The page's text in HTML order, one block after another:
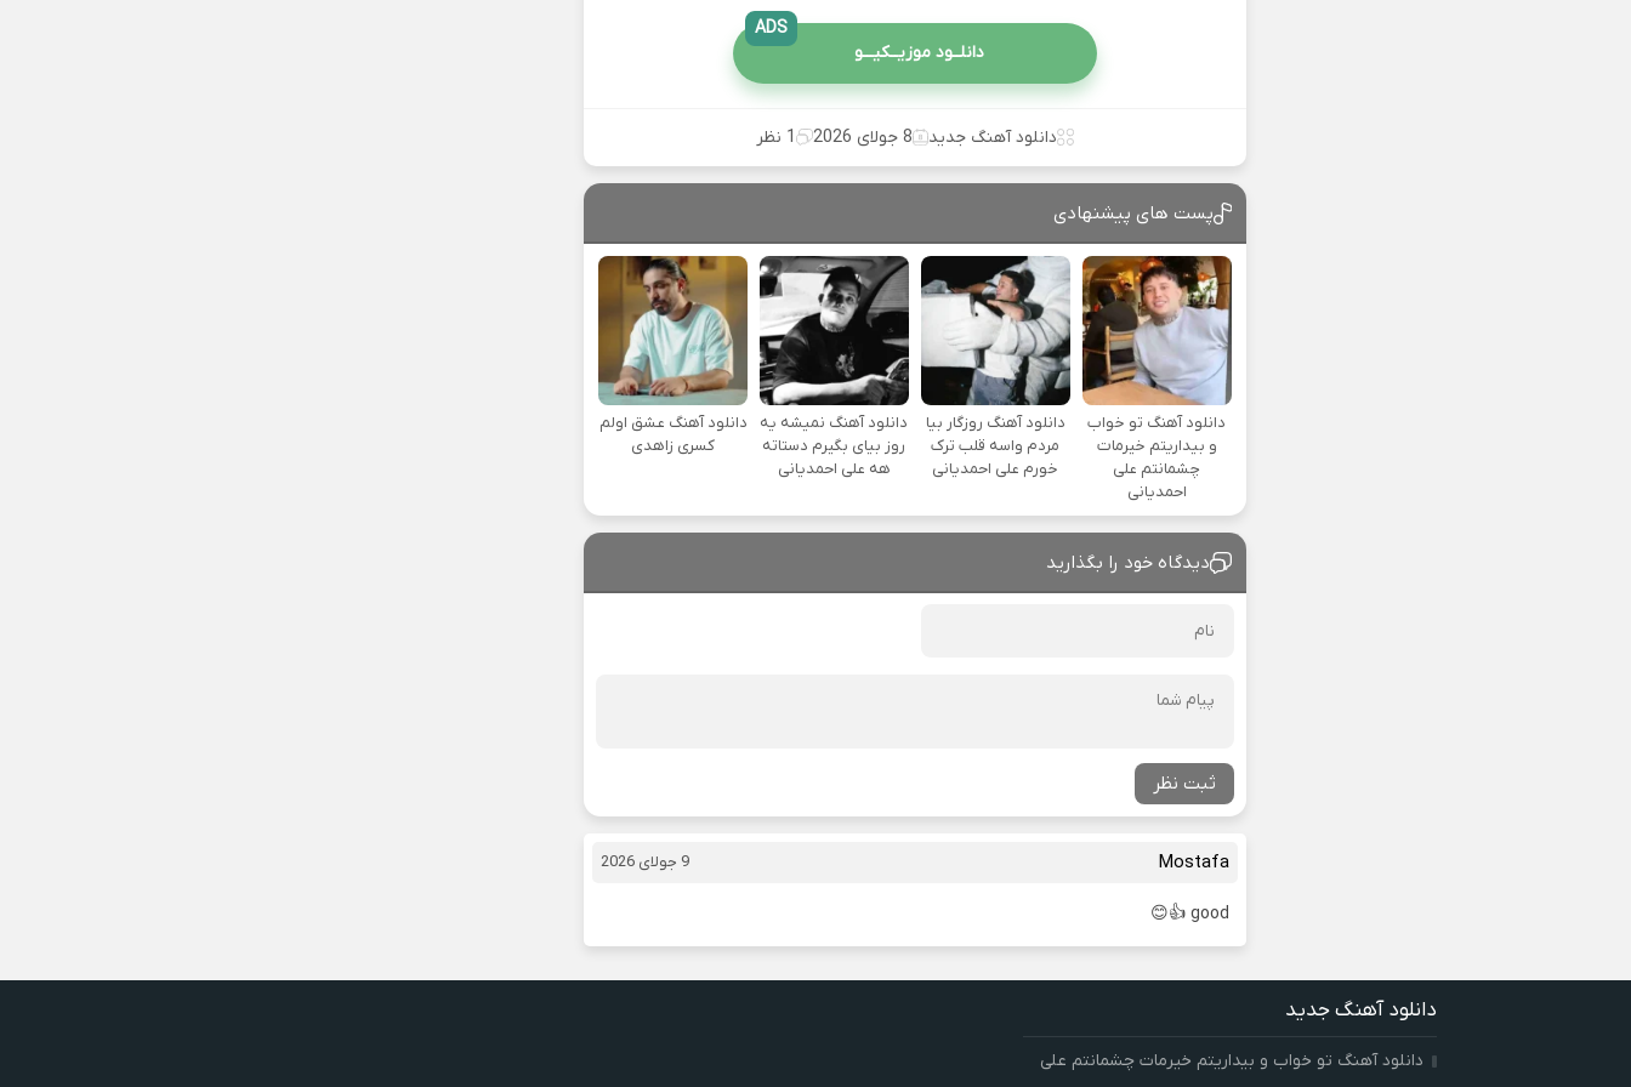
دانلــود موزیــکیـــو
ADS
دانلود آهنگ جدید 8 جولای 2026 1 نظر
پست های پیشنهادی
دانلود آهنگ تو خواب
و بیداریتم خیرمات
چشمانتم علی
احمدیانی
دانلود آهنگ روزگار بیا
مردم واسه قلب ترک
خورم علی احمدیانی
دانلود آهنگ نمیشه یه
روز بیای بگیرم دستاته
هه علی احمدیانی
دانلود آهنگ عشق اولم
کسری زاهدی
دیدگاه خود را بگذارید
ثبت نظر
Mostafa 9 جولای 2026
good 👍😊
دانلود آهنگ جدید
دانلود آهنگ تو خواب و بیداریتم خیرمات چشمانتم علی